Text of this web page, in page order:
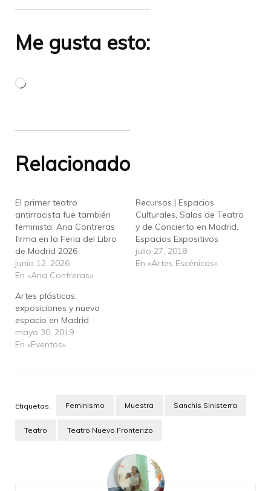
Me gusta esto:
Cargando...
Relacionado
El primer teatro
antirracista fue también
feminista: Ana Contreras
firma en la Feria del Libro
de Madrid 2026
junio 12, 2026
En «Ana Contreras»
Recursos | Espacios
Culturales, Salas de Teatro
y de Concierto en Madrid,
Espacios Expositivos
julio 27, 2018
En «Artes Escénicas»
Artes plásticas:
exposiciones y nuevo
espacio en Madrid
mayo 30, 2019
En «Eventos»
Etiquetas: Feminismo Muestra Sanchis Sinisterra
Teatro Teatro Nuevo Fronterizo